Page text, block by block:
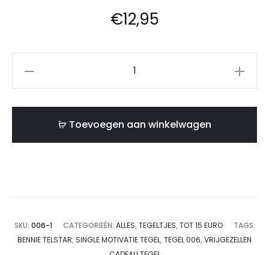
€12,95
Toevoegen aan winkelwagen
SKU: 006-1 CATEGORIEËN: ALLES, TEGELTJES, TOT 15 EURO
TAGS:
BENNIE TELSTAR, SINGLE MOTIVATIE TEGEL, TEGEL 006, VRIJGEZELLEN